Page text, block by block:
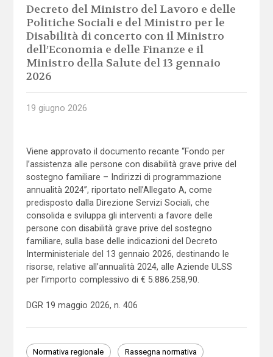
Decreto del Ministro del Lavoro e delle
Politiche Sociali e del Ministro per le
Disabilità di concerto con il Ministro
dell’Economia e delle Finanze e il
Ministro della Salute del 13 gennaio
2026
19 giugno 2026
Viene approvato il documento recante “Fondo per
l’assistenza alle persone con disabilità grave prive del
sostegno familiare – Indirizzi di programmazione
annualità 2024”, riportato nell’Allegato A, come
predisposto dalla Direzione Servizi Sociali, che
consolida e sviluppa gli interventi a favore delle
persone con disabilità grave prive del sostegno
familiare, sulla base delle indicazioni del Decreto
Interministeriale del 13 gennaio 2026, destinando le
risorse, relative all’annualità 2024, alle Aziende ULSS
per l’importo complessivo di € 5.886.258,90.
DGR 19 maggio 2026, n. 406
Normativa regionale Rassegna normativa